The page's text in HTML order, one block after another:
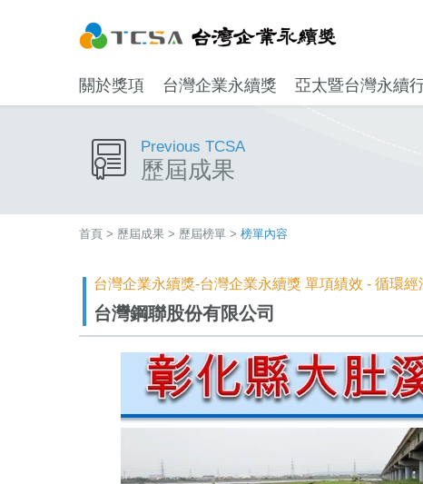
關於獎項 台灣企業永續獎 亞太暨台灣永續
Previous TCSA
歷屆成果
首頁 > 歷屆成果 > 歷屆榜單 > 榜單內容
台灣企業永續獎-台灣企業永續獎 單項績效 - 循環
台灣鋼聯股份有限公司​